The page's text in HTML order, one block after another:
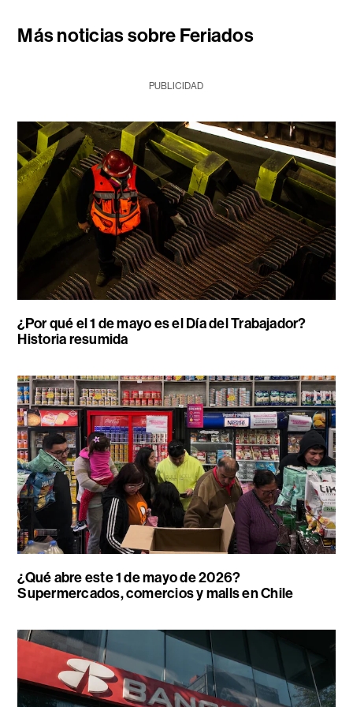
Más noticias sobre Feriados
PUBLICIDAD
¿Por qué el 1 de mayo es el Día del Trabajador?
Historia resumida
¿Qué abre este 1 de mayo de 2026?
Supermercados, comercios y malls en Chile